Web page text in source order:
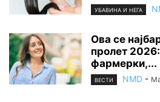
УБАВИНА И НЕГА
Ова се
пролет
фармерки,...
ВЕСТИ NMD -